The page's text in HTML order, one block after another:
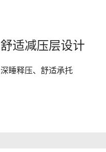
舒适减压层设计
深睡释压、舒适承托